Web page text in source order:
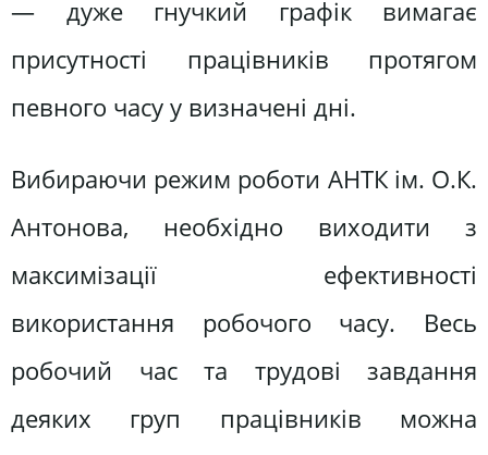
— дуже гнучкий графік вимагає
присутності працівників протягом
певного часу у визначені дні.
Вибираючи режим роботи АНТК ім. О.К.
Антонова, необхідно виходити з
максимізації ефективності
використання робочого часу. Весь
робочий час та трудові завдання
деяких груп працівників можна